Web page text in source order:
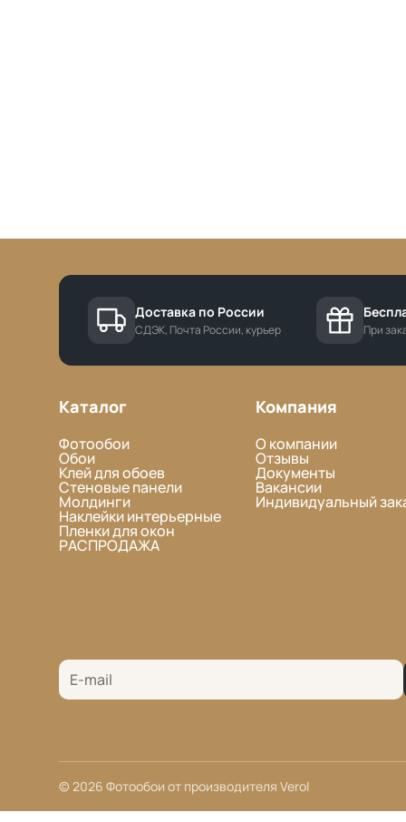
Доставка по России
СДЭК, Почта России, курьер При
Каталог
Фотообои
Обои
Клей для обоев
Стеновые панели
Молдинги
Наклейки интерьерные
Пленки для окон
РАСПРОДАЖА
Компания
О компании
Отзывы
Документы
Вакансии
Индивидуальный
© 2026 Фотообои от производителя Verol